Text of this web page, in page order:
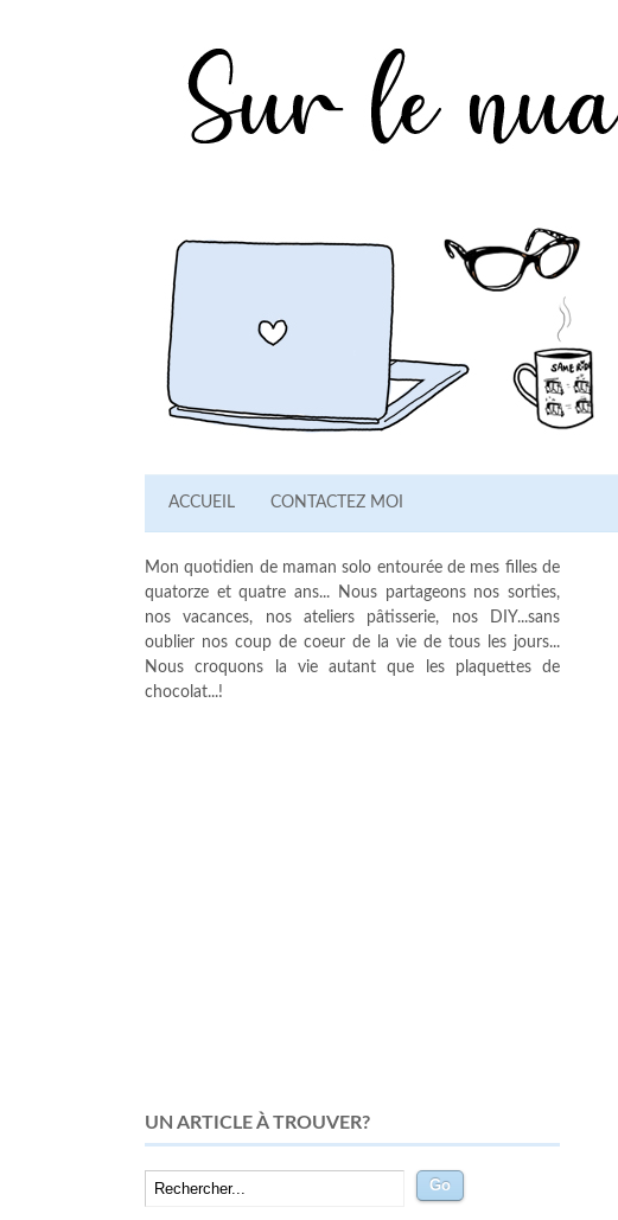
ACCUEIL CONTACTEZ MOI
Mon quotidien de maman solo entourée de mes filles de
quatorze et quatre ans... Nous partageons nos sorties,
nos vacances, nos ateliers pâtisserie, nos DIY...sans
oublier nos coup de coeur de la vie de tous les jours...
Nous croquons la vie autant que les plaquettes de
chocolat...!
UN ARTICLE À TROUVER?